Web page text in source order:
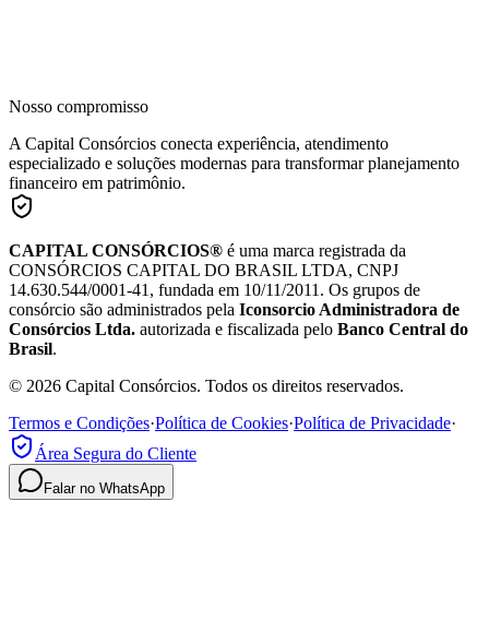
Nosso compromisso
A Capital Consórcios conecta experiência, atendimento
especializado e soluções modernas para transformar planejamento
financeiro em patrimônio.
CAPITAL CONSÓRCIOS® é uma marca registrada da
CONSÓRCIOS CAPITAL DO BRASIL LTDA, CNPJ
14.630.544/0001-41, fundada em 10/11/2011. Os grupos de
consórcio são administrados pela Iconsorcio Administradora de
Consórcios Ltda. autorizada e fiscalizada pelo Banco Central do
Brasil.
© 2026 Capital Consórcios. Todos os direitos reservados.
Termos e Condições·Política de Cookies·Política de Privacidade·
Área Segura do Cliente
Falar no WhatsApp